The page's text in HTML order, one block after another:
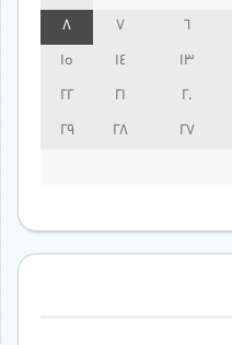
13
14
15
20
21
22
27
28
29